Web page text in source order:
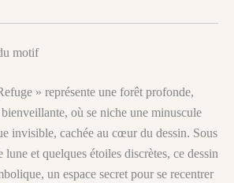
motif
» représente une forêt profonde,
où se niche une minuscule
invisible, cachée au cœur du dessin. Sous
lune et quelques étoiles discrètes, ce dessin
un espace secret pour se recentrer